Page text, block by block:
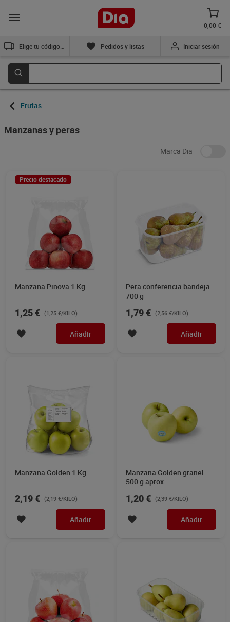
0,00 €
Pedidos y listas Iniciar sesión
Frutas
Manzanas y peras
Marca Dia
Precio destacado
Manzana Pinova 1 Kg
1,25 € (1,25 €/KILO)
Añadir
Pera conferencia bandeja
700 g
1,79 € (2,56 €/KILO)
Añadir
Manzana Golden 1 Kg
2,19 € (2,19 €/KILO)
Añadir
Manzana Golden granel
500 g aprox.
1,20 € (2,39 €/KILO)
Añadir